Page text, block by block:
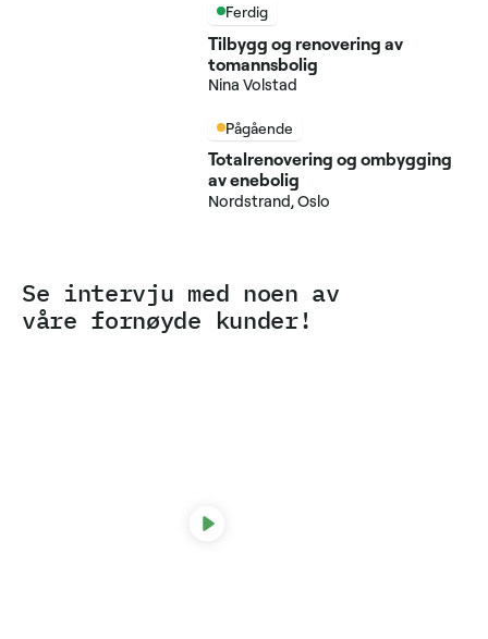
Ferdig
Tilbygg og renovering av
tomannsbolig
Nina Volstad
Pågående
Totalrenovering og ombygging
av enebolig
Nordstrand, Oslo
Se intervju med noen av
våre fornøyde kunder!